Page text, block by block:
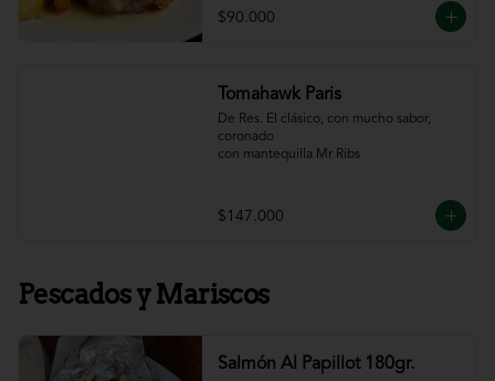
$90.000
Tomahawk Paris
De Res. El clásico, con mucho sabor,
coronado
con mantequilla Mr Ribs
$147.000
Pescados y Mariscos
Salmón Al Papillot 180gr.